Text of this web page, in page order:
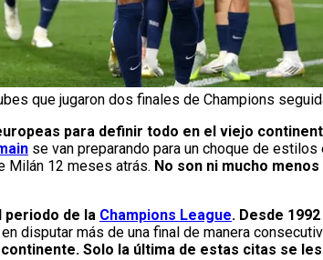
que jugaron dos finales de Champions
para definir todo en el viejo
se van preparando para un choque de
Milán 12 meses atrás. No son ni mucho
periodo de la Champions League. Desde 1992
disputar más de una final de manera
Solo la última de estas citas se